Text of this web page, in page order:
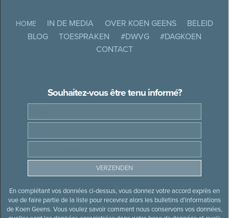
HOME IN DE MEDIA OVER KOEN GEENS
BELEID
BLOG
TOESPRAKEN #DWVG
#DAGKOEN
CONTACT
Souhaitez-vous être tenu informé?
En complétant vos données ci-dessus, vous donnez votre accord exprès en
vue de faire partie de la liste pour recevrez alors les bulletins d’informations
de Koen Geens. Vous voulez savoir comment nous conservons vos données,